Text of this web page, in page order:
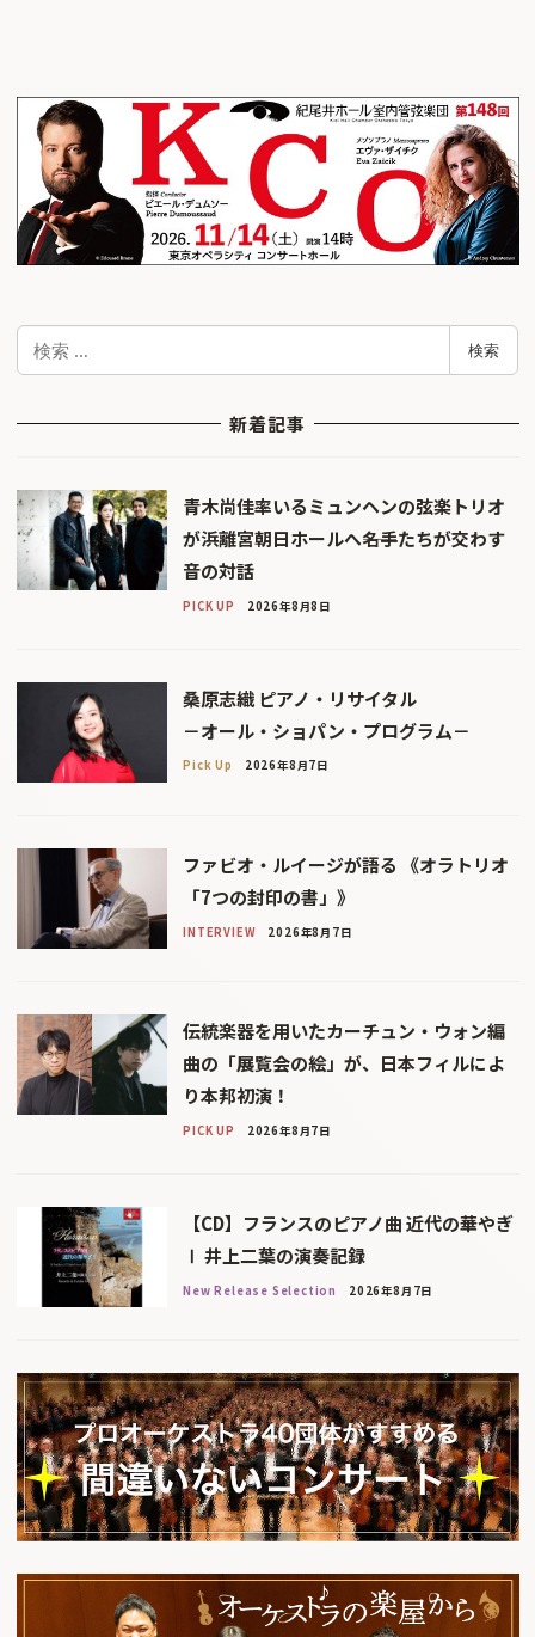
検
索
検索
新着記事
青木尚佳率いるミュンヘンの弦楽トリオ
が浜離宮朝日ホールへ――名手たちが交わす
音の対話
PICK UP 2026年8月8日
桑原志織 ピアノ・リサイタル
－オール・ショパン・プログラム－
Pick Up 2026年8月7日
ファビオ・ルイージが語る 《オラトリオ
「7つの封印の書」》
INTERVIEW 2026年8月7日
伝統楽器を用いたカーチュン・ウォン編
曲の「展覧会の絵」が、日本フィルによ
り本邦初演！
PICK UP 2026年8月7日
【CD】フランスのピアノ曲 近代の華やぎ
Ⅰ 井上二葉の演奏記録
New Release Selection 2026年8月7日